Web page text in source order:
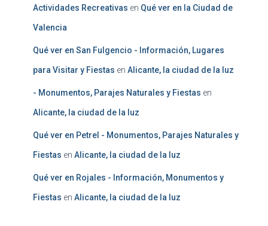
Actividades Recreativas en Qué ver en la Ciudad de
Valencia
Qué ver en San Fulgencio - Información, Lugares
para Visitar y Fiestas en Alicante, la ciudad de la luz
- Monumentos, Parajes Naturales y Fiestas en
Alicante, la ciudad de la luz
Qué ver en Petrel - Monumentos, Parajes Naturales y
Fiestas en Alicante, la ciudad de la luz
Qué ver en Rojales - Información, Monumentos y
Fiestas en Alicante, la ciudad de la luz